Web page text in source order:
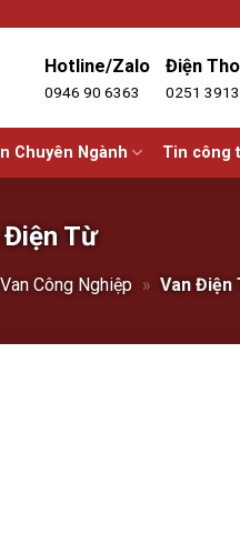
Hotline/Zalo
0946 90 6363
Điện
0251
Chuyên Ngành Tin công
Điện Từ
Van Công Nghiệp » Van Điện